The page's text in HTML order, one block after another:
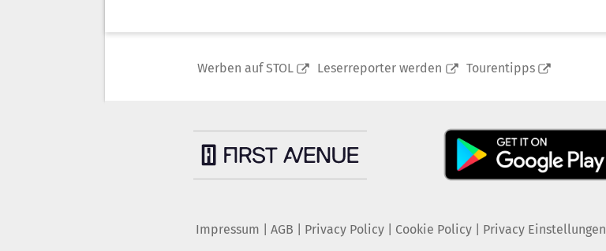
Werben auf STOL Leserreporter werden Tourentipps
Impressum AGB Privacy Policy| Cookie Policy| Privacy Einstellungen